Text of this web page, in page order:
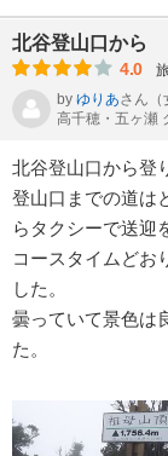
北谷登山口から
4.0
by ゆりあさん
高千穂・五ヶ瀬
北谷登山口から登
登山口までの道は
らタクシーで送迎
コースタイムどお
した。
曇っていて景色は
た。